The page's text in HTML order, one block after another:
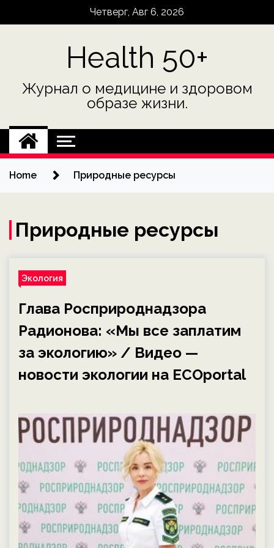
Четверг, Авг 6, 2026
Health 50+
Журнал о медицине и здоровом
образе жизни.
Home Природные ресурсы
Природные ресурсы
Экология
Глава Росприроднадзора
Радионова: «Мы все заплатим
за экологию» / Видео —
новости экологии на ECOportal